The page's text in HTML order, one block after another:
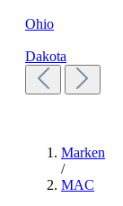
Ohio
Dakota
Marken
/
MAC